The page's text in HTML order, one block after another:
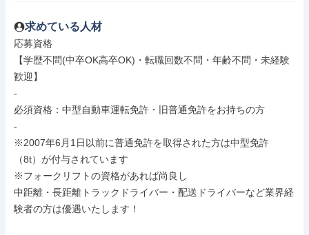
求めている人材
応募資格
【学歴不問(中卒OK高卒OK)・転職回数不問・年齢不問・未経験
歓迎】
-
必須資格：中型自動車運転免許・旧普通免許をお持ちの方
-
※2007年6月1日以前に普通免許を取得された方は中型免許
（8t）が付与されています
※フォークリフトの資格があれば尚良し
中距離・長距離トラックドライバー・配送ドライバーなど業界経
験者の方は優遇いたします！